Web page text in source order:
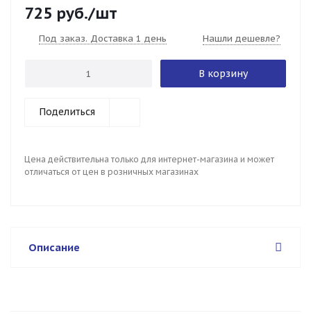
725 руб./шт
Под заказ. Доставка 1 день Нашли дешевле?
В корзину
Поделиться
Цена действительна только для интернет-магазина и может
отличаться от цен в розничных магазинах
Описание